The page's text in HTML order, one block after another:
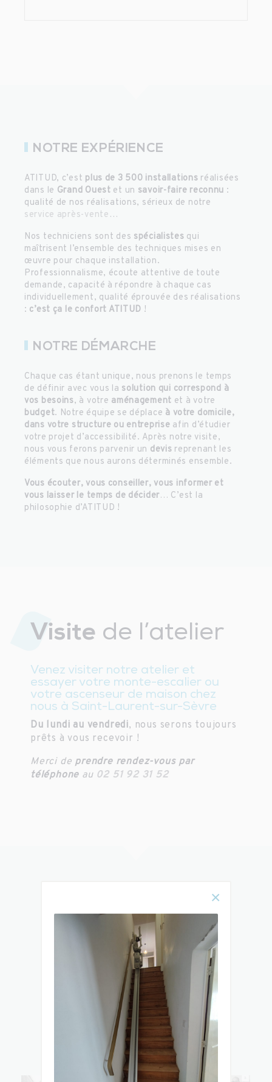
NOTRE EXPÉRIENCE
ATITUD, c’est plus de 3 500 installations réalisées
dans le Grand Ouest et un savoir-faire reconnu :
qualité de nos réalisations, sérieux de notre
service après-vente …
Nos techniciens sont des spécialistes qui
maîtrisent l’ensemble des techniques mises en
œuvre pour chaque installation.
Professionnalisme, écoute attentive de toute
demande, capacité à répondre à chaque cas
individuellement, qualité éprouvée des réalisations
: c’est ça le confort ATITUD !
NOTRE DÉMARCHE
Chaque cas étant unique, nous prenons le temps
de définir avec vous la solution qui correspond à
vos besoins, à votre aménagement et à votre
budget. Notre équipe se déplace à votre domicile,
dans votre structure ou entreprise afin d’étudier
votre projet d’accessibilité. Après notre visite,
nous vous ferons parvenir un devis reprenant les
éléments que nous aurons déterminés ensemble.
Vous écouter, vous conseiller, vous informer et
vous laisser le temps de décider… C’est la
philosophie d’ATITUD !
Visite de l’atelier
Venez visiter notre atelier et
essayer votre monte-escalier ou
votre ascenseur de maison chez
nous à Saint-Laurent-sur-Sèvre
Du lundi au vendredi, nous serons toujours
prêts à vous recevoir !
Merci de prendre rendez-vous par
téléphone au 02 51 92 31 52
Rencontrez
notre équipe
& DÉCOUVREZ TOUTES LES ÉTAPES
DE L’ÉLABORATION ET DE
L’INSTALLATION DE VOTRE MONTE-
ESCALIER OU ÉLÉVATEUR PMR